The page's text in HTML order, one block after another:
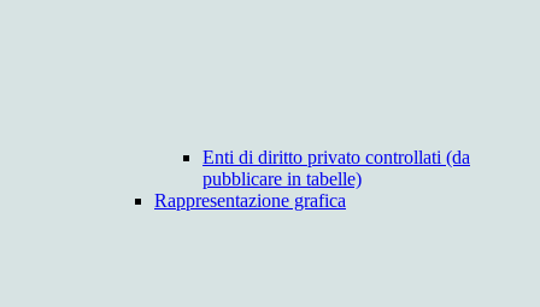
Enti di diritto privato controllati (da
pubblicare in tabelle)
Rappresentazione grafica